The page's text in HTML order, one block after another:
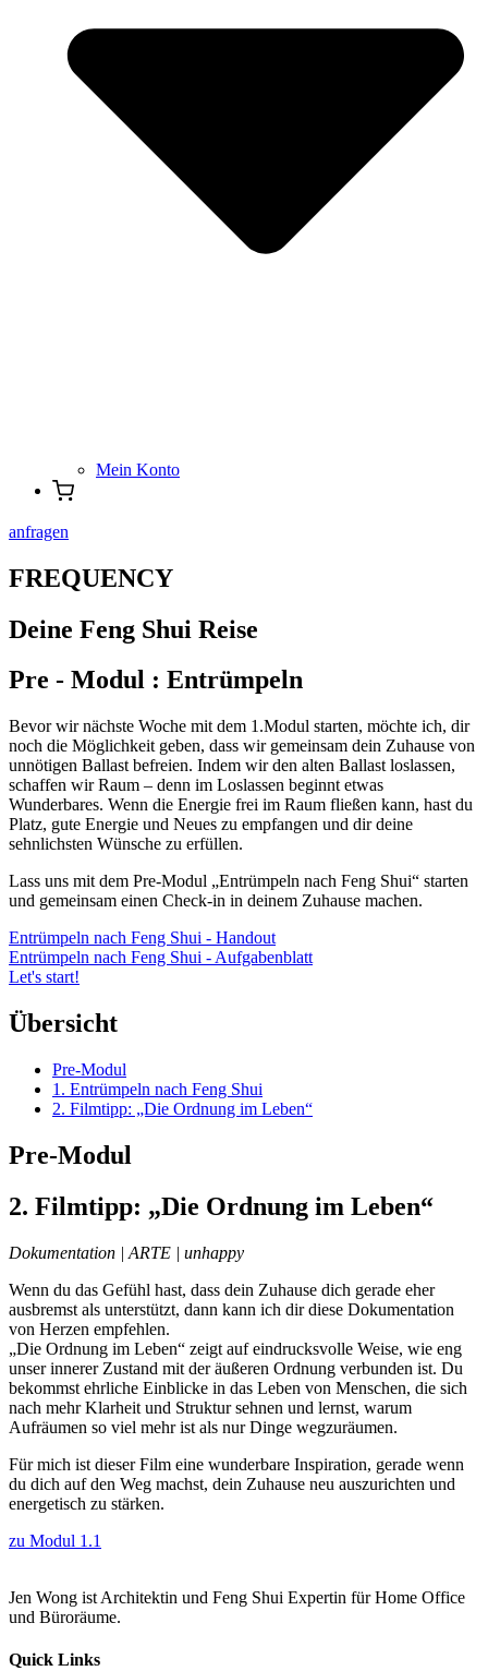
Mein Konto
anfragen
FREQUENCY
Deine Feng Shui Reise
Pre - Modul : Entrümpeln
Bevor wir nächste Woche mit dem 1.Modul starten, möchte ich, dir
noch die Möglichkeit geben, dass wir gemeinsam dein Zuhause von
unnötigen Ballast befreien. Indem wir den alten Ballast loslassen,
schaffen wir Raum – denn im Loslassen beginnt etwas
Wunderbares. Wenn die Energie frei im Raum fließen kann, hast du
Platz, gute Energie und Neues zu empfangen und dir deine
sehnlichsten Wünsche zu erfüllen.
Lass uns mit dem Pre-Modul „Entrümpeln nach Feng Shui“ starten
und gemeinsam einen Check-in in deinem Zuhause machen.
Entrümpeln nach Feng Shui - Handout
Entrümpeln nach Feng Shui - Aufgabenblatt
Let's start!
Übersicht
Pre-Modul
1. Entrümpeln nach Feng Shui
2. Filmtipp: „Die Ordnung im Leben“
Pre-Modul
2. Filmtipp: „Die Ordnung im Leben“
Dokumentation | ARTE | unhappy
Wenn du das Gefühl hast, dass dein Zuhause dich gerade eher
ausbremst als unterstützt, dann kann ich dir diese Dokumentation
von Herzen empfehlen.
„Die Ordnung im Leben“ zeigt auf eindrucksvolle Weise, wie eng
unser innerer Zustand mit der äußeren Ordnung verbunden ist. Du
bekommst ehrliche Einblicke in das Leben von Menschen, die sich
nach mehr Klarheit und Struktur sehnen und lernst, warum
Aufräumen so viel mehr ist als nur Dinge wegzuräumen.
Für mich ist dieser Film eine wunderbare Inspiration, gerade wenn
du dich auf den Weg machst, dein Zuhause neu auszurichten und
energetisch zu stärken.
zu Modul 1.1
Jen Wong ist Architektin und Feng Shui Expertin für Home Office
und Büroräume.
Quick Links